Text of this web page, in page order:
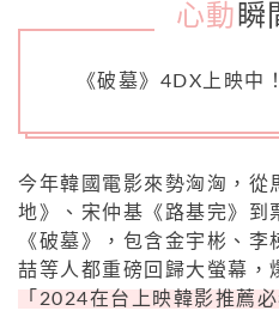
心動 瞬
《破墓》4DX上映中
今年韓國電影來勢洶洶，從
地》、宋仲基《路基完》到
《破墓》，包含金宇彬、
喆等人都重磅回歸大螢幕，
「2024在台上映韓影推薦必